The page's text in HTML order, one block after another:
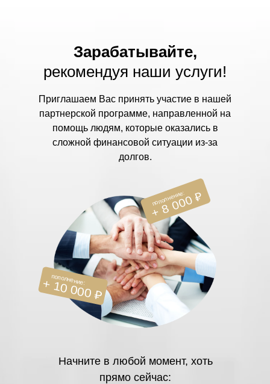
Зарабатывайте,
рекомендуя наши услуги!
Приглашаем Вас принять участие в нашей
партнерской программе, направленной на
помощь людям, которые оказались в
сложной финансовой ситуации из-за
долгов.
Начните в любой момент, хоть
прямо сейчас: